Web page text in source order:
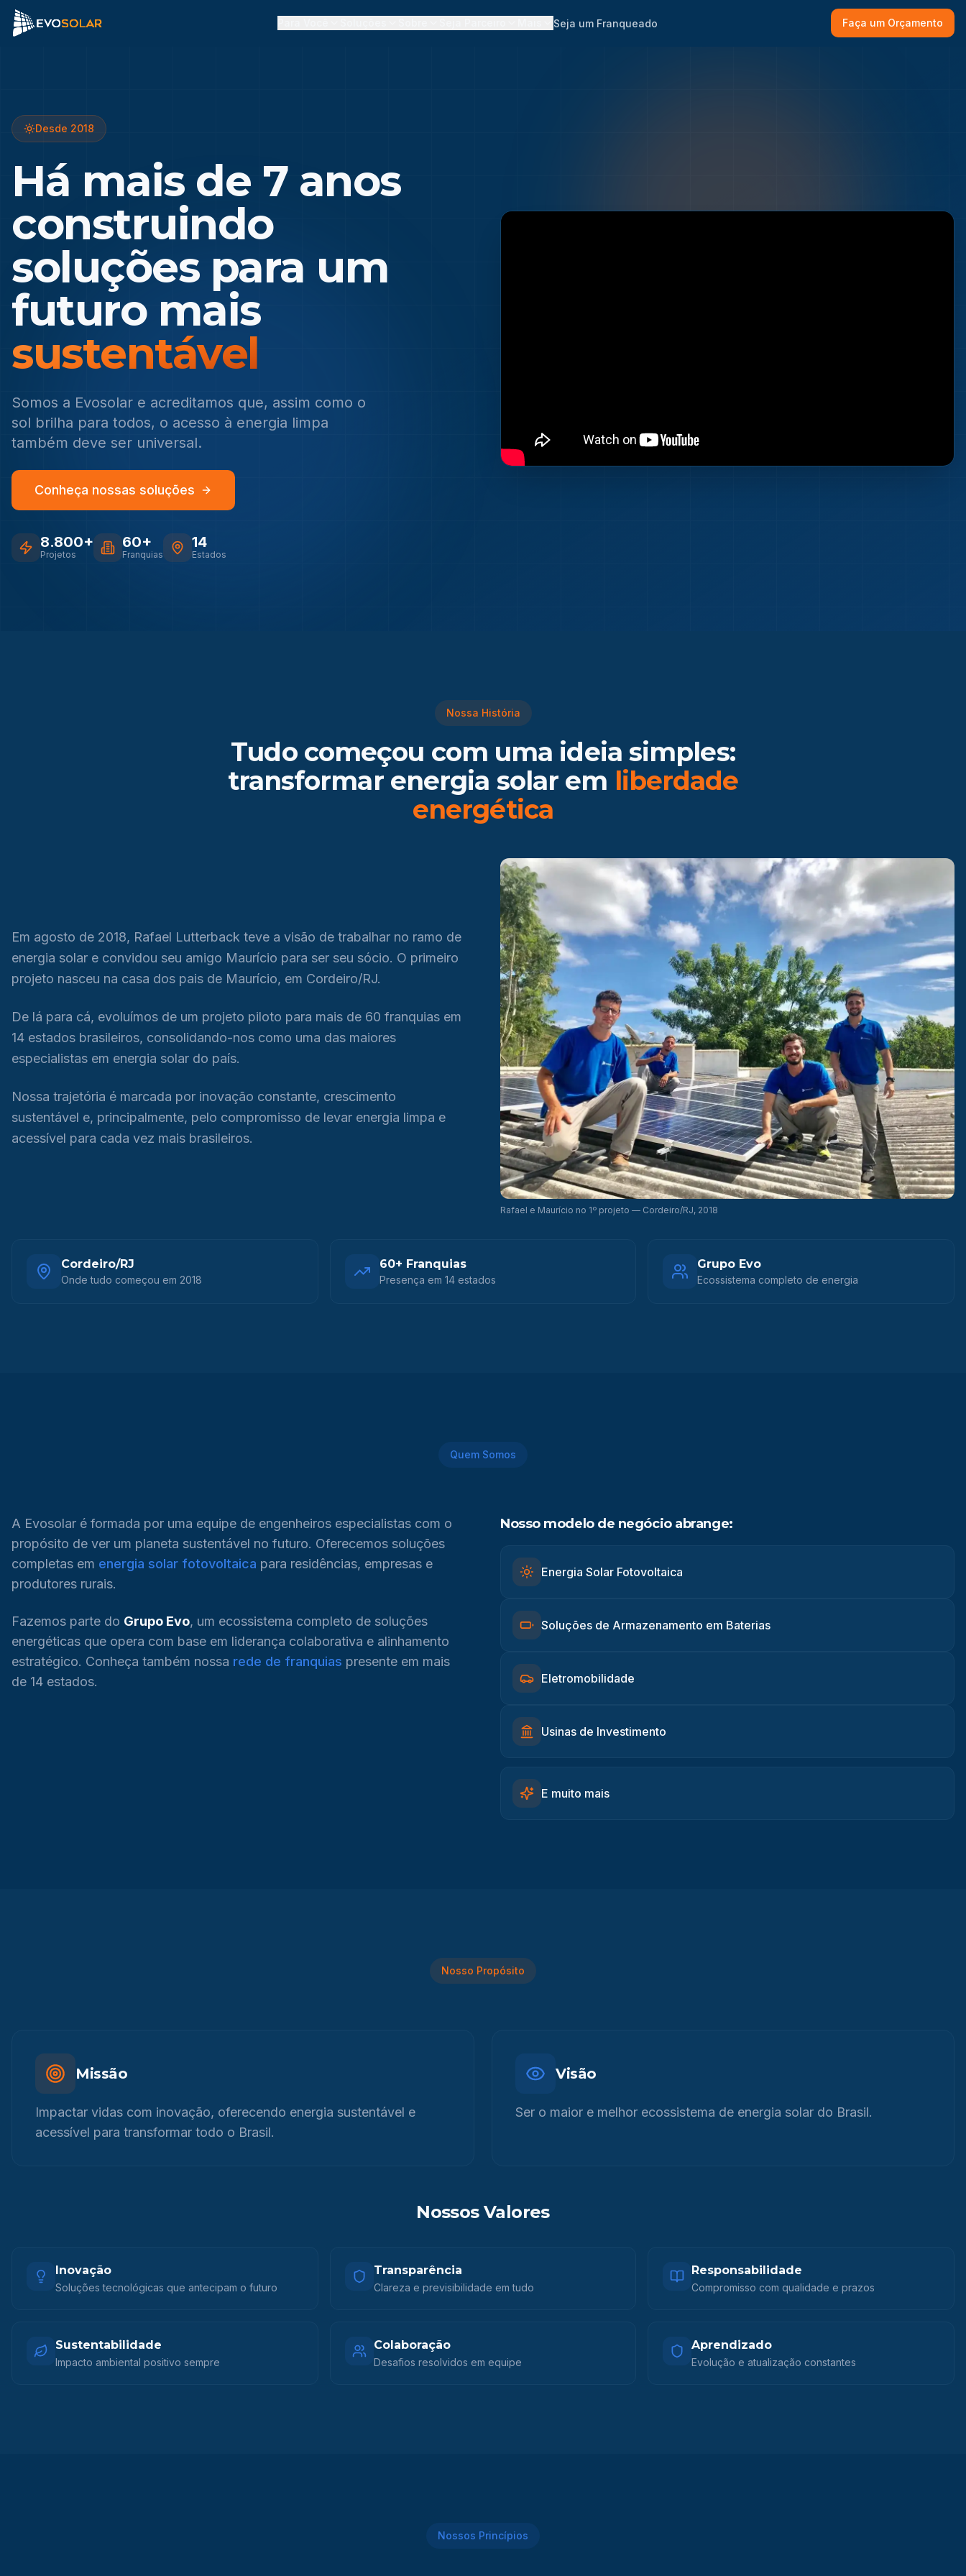
Seja um Franqueado Faça um Orçamento
Desde 2018
Há mais de 7 anos
construindo
soluções para um
futuro mais
sustentável
Somos a Evosolar e acreditamos que, assim como o
sol brilha para todos, o acesso à energia limpa
também deve ser universal.
Conheça nossas soluções
8.800+
Projetos
60+
Franquias
14
Estados
Nossa História
Tudo começou com uma ideia simples:
transformar energia solar em liberdade
energética
Em agosto de 2018, Rafael Lutterback teve a visão de trabalhar no ramo de
energia solar e convidou seu amigo Maurício para ser seu sócio. O primeiro
projeto nasceu na casa dos pais de Maurício, em Cordeiro/RJ.
De lá para cá, evoluímos de um projeto piloto para mais de 60 franquias em
14 estados brasileiros, consolidando-nos como uma das maiores
especialistas em energia solar do país.
Nossa trajetória é marcada por inovação constante, crescimento
sustentável e, principalmente, pelo compromisso de levar energia limpa e
acessível para cada vez mais brasileiros.
Rafael e Maurício no 1º projeto — Cordeiro/RJ, 2018
Cordeiro/RJ
Onde tudo começou em 2018
60+ Franquias
Presença em 14 estados
Grupo Evo
Ecossistema completo de energia
Quem Somos
A Evosolar é formada por uma equipe de engenheiros especialistas com o
propósito de ver um planeta sustentável no futuro. Oferecemos soluções
completas em energia solar fotovoltaica para residências, empresas e
produtores rurais.
Fazemos parte do Grupo Evo, um ecossistema completo de soluções
energéticas que opera com base em liderança colaborativa e alinhamento
estratégico. Conheça também nossa rede de franquias presente em mais
de 14 estados.
Nosso modelo de negócio abrange:
Energia Solar Fotovoltaica
Soluções de Armazenamento em Baterias
Eletromobilidade
Usinas de Investimento
E muito mais
Nosso Propósito
Missão
Impactar vidas com inovação, oferecendo energia sustentável e
acessível para transformar todo o Brasil.
Visão
Ser o maior e melhor ecossistema de energia solar do Brasil.
Nossos Valores
Inovação
Soluções tecnológicas que antecipam o futuro
Transparência
Clareza e previsibilidade em tudo
Responsabilidade
Compromisso com qualidade e prazos
Sustentabilidade
Impacto ambiental positivo sempre
Colaboração
Desafios resolvidos em equipe
Aprendizado
Evolução e atualização constantes
Nossos Princípios